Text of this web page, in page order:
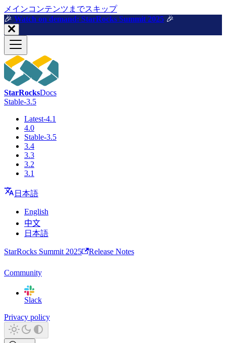
メインコンテンツまでスキップ
🎉️ Watch on demand: StarRocks Summit 2025 🎉️
StarRocksDocs
Stable-3.5
Latest-4.1
4.0
Stable-3.5
3.4
3.3
3.2
3.1
日本語
English
中文
日本語
StarRocks Summit 2025 Release Notes
Community
Slack
Privacy policy